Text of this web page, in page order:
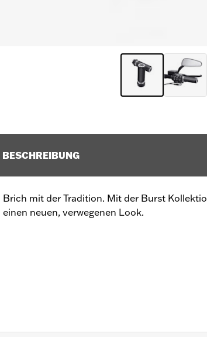
BESCHREIBUNG
Brich mit der Tradition. Mit der Burst
einen neuen, verwegenen Look.